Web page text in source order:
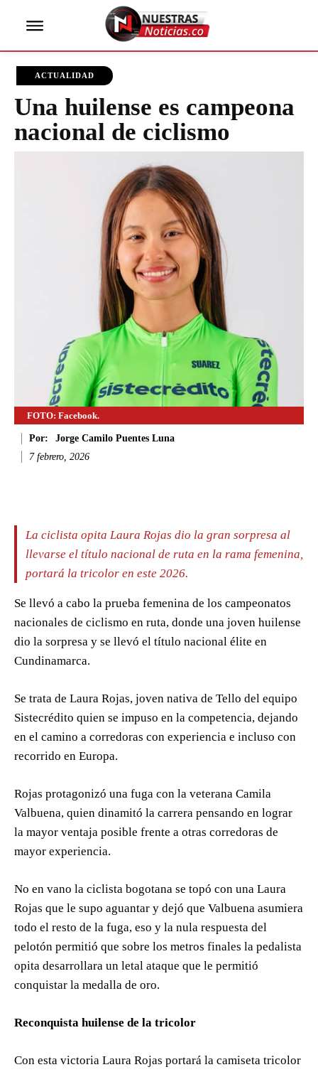
ACTUALIDAD
Una huilense es campeona
nacional de ciclismo
FOTO: Facebook.
Por:
Jorge Camilo Puentes Luna
7 febrero, 2026
La ciclista opita Laura Rojas dio la gran sorpresa al
llevarse el título nacional de ruta en la rama femenina,
portará la tricolor en este 2026.
Se llevó a cabo la prueba femenina de los campeonatos
nacionales de ciclismo en ruta, donde una joven huilense
dio la sorpresa y se llevó el título nacional élite en
Cundinamarca.
Se trata de Laura Rojas, joven nativa de Tello del equipo
Sistecrédito quien se impuso en la competencia, dejando
en el camino a corredoras con experiencia e incluso con
recorrido en Europa.
Rojas protagonizó una fuga con la veterana Camila
Valbuena, quien dinamitó la carrera pensando en lograr
la mayor ventaja posible frente a otras corredoras de
mayor experiencia.
No en vano la ciclista bogotana se topó con una Laura
Rojas que le supo aguantar y dejó que Valbuena asumiera
todo el resto de la fuga, eso y la nula respuesta del
pelotón permitió que sobre los metros finales la pedalista
opita desarrollara un letal ataque que le permitió
conquistar la medalla de oro.
Reconquista huilense de la tricolor
Con esta victoria Laura Rojas portará la camiseta tricolor